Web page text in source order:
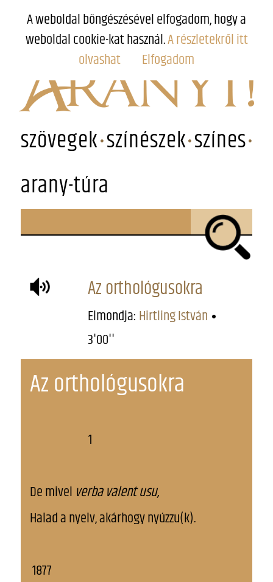
szövegek színészek színes
arany-túra
Az orthológusokra
Elmondja: Hirtling István
3'00''
Az orthológusokra
1
De mivel verba valent usu,
Halad a nyelv, akárhogy nyúzzu(k).
1877
A weboldal böngészésével elfogadom, hogy a
weboldal cookie-kat használ.A részletekről itt
olvashat
Elfogadom